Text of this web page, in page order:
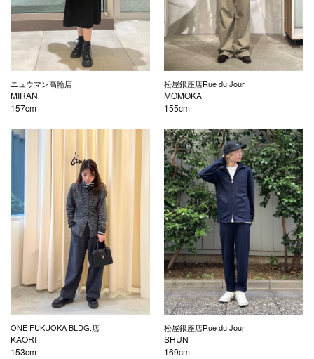
ニュウマン高輪店
MIRAN
157cm
松屋銀座店Rue du Jour
MOMOKA
155cm
ONE FUKUOKA BLDG.店
KAORI
153cm
松屋銀座店Rue du Jour
SHUN
169cm